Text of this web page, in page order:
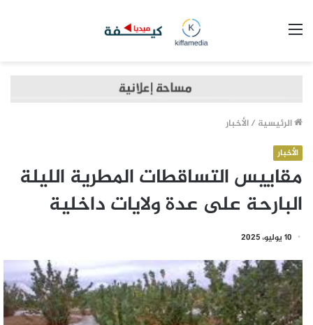
الرئيسية /الأخبار
الأخبار
مقاييس التساقطات المطرية الليلة
البارحة على عدة ولايات داخلية
10 يوليو، 2025